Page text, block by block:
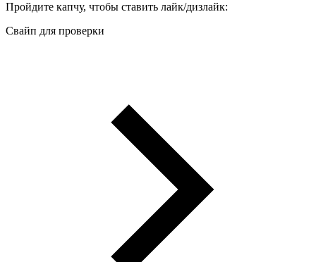
Пройдите капчу, чтобы ставить лайк/дизлайк:
Свайп для проверки